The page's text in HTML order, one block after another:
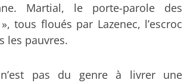
Martial, le porte-parole des
tous floués par Lazenec, l’escroc
les pauvres.
n’est pas du genre à livrer une